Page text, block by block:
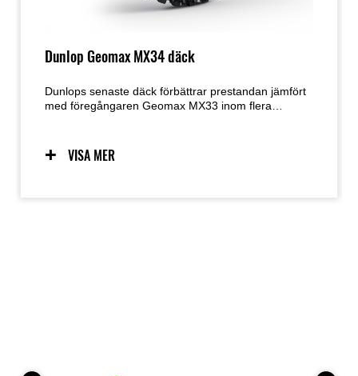
Dunlop Geomax MX34 däck
Dunlops senaste däck förbättrar prestandan jämfört
med föregångaren Geomax MX33 inom flera
glidkontroll och bättre känsla i framänden.
VISA MER